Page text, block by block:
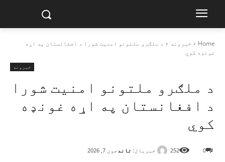
Home خبرونه
د ملګرو ملتونو امنیت شورا د افغانستان په اړه
غونډه کوي
خبرونه
د ملګرو ملتونو امنیت شورا
د افغانستان په اړه غونډه
کوي
خبریال: تاند جون 7, 2026 0
252